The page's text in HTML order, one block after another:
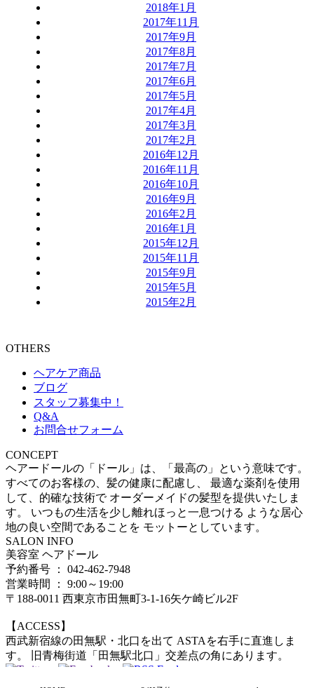
2018年1月
2017年11月
2017年9月
2017年8月
2017年7月
2017年6月
2017年5月
2017年4月
2017年3月
2017年2月
2016年12月
2016年11月
2016年10月
2016年9月
2016年2月
2016年1月
2015年12月
2015年11月
2015年9月
2015年5月
2015年2月
OTHERS
ヘアケア商品
ブログ
スタッフ募集中！
Q&A
お問合せフォーム
CONCEPT
ヘアードールの「ドール」は、「最高の」という意味です。
すべてのお客様の、髪の健康に配慮し、 最適な薬剤を使用
して、的確な技術で オーダーメイドの髪型を提供いたしま
す。 いつもの生活を少し離れほっと一息つける ような居心
地の良い空間であることを モットーとしています。
SALON INFO
美容室 ヘアドール
予約番号 ： 042-462-7948
営業時間 ： 9:00～19:00
〒188-0011 西東京市田無町3-1-16矢ケ崎ビル2F
【ACCESS】
西武新宿線の田無駅・北口を出て ASTAを右手に直進しま
す。 旧青梅街道「田無駅北口」交差点の角にあります。